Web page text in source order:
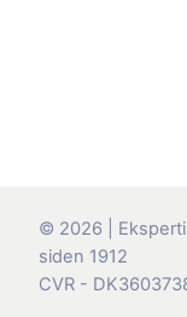
© 2026 |
siden 1912
CVR -